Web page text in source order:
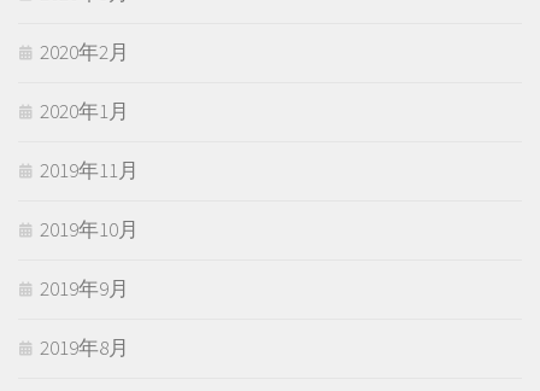
2020年2月
2020年1月
2019年11月
2019年10月
2019年9月
2019年8月